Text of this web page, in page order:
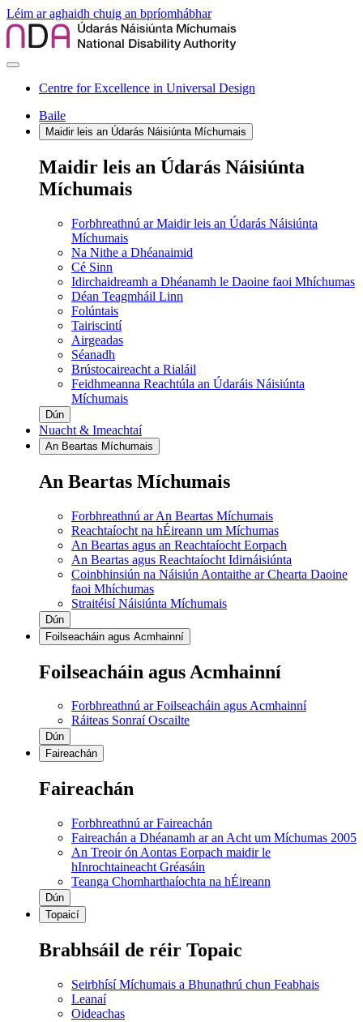
Léim ar aghaidh chuig an bpríomhábhar
Centre for Excellence in Universal Design
Baile
Maidir leis an Údarás Náisiúnta Míchumais
Maidir leis an Údarás Náisiúnta
Míchumais
Forbhreathnú ar Maidir leis an Údarás Náisiúnta
Míchumais
Na Nithe a Dhéanaimid
Cé Sinn
Idirchaidreamh a Dhéanamh le Daoine faoi Mhíchumas
Déan Teagmháil Linn
Folúntais
Tairiscintí
Airgeadas
Séanadh
Brústocaireacht a Rialáil
Feidhmeanna Reachtúla an Údaráis Náisiúnta
Míchumais
Dún
Nuacht & Imeachtaí
An Beartas Míchumais
An Beartas Míchumais
Forbhreathnú ar An Beartas Míchumais
Reachtaíocht na hÉireann um Míchumas
An Beartas agus an Reachtaíocht Eorpach
An Beartas agus Reachtaíocht Idirnáisiúnta
Coinbhinsiún na Náisiún Aontaithe ar Chearta Daoine
faoi Mhíchumas
Straitéisí Náisiúnta Míchumais
Dún
Foilseacháin agus Acmhainní
Foilseacháin agus Acmhainní
Forbhreathnú ar Foilseacháin agus Acmhainní
Ráiteas Sonraí Oscailte
Dún
Faireachán
Faireachán
Forbhreathnú ar Faireachán
Faireachán a Dhéanamh ar an Acht um Míchumas 2005
An Treoir ón Aontas Eorpach maidir le
hInrochtaineacht Gréasáin
Teanga Chomharthaíochta na hÉireann
Dún
Topaicí
Brabhsáil de réir Topaic
Seirbhísí Míchumais a Bhunathrú chun Feabhais
Leanaí
Oideachas